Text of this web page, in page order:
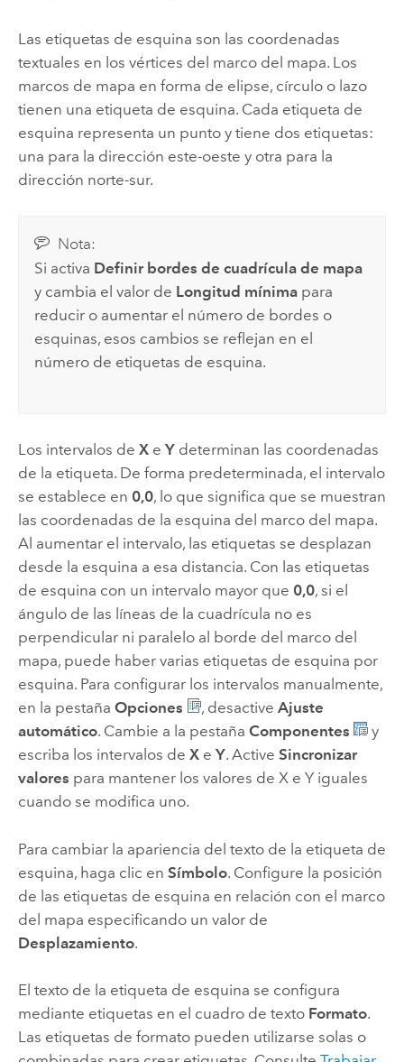
Las etiquetas de esquina son las coordenadas
textuales en los vértices del marco del mapa. Los
marcos de mapa en forma de elipse, círculo o lazo
tienen una etiqueta de esquina. Cada etiqueta de
esquina representa un punto y tiene dos etiquetas:
una para la dirección este-oeste y otra para la
dirección norte-sur.
Nota:
Si activa Definir bordes de cuadrícula de mapa
y cambia el valor de Longitud mínima para
reducir o aumentar el número de bordes o
esquinas, esos cambios se reflejan en el
número de etiquetas de esquina.
Los intervalos de Xe Ydeterminan las coordenadas
de la etiqueta. De forma predeterminada, el intervalo
se establece en 0,0, lo que significa que se muestran
las coordenadas de la esquina del marco del mapa.
Al aumentar el intervalo, las etiquetas se desplazan
desde la esquina a esa distancia. Con las etiquetas
de esquina con un intervalo mayor que 0,0, si el
ángulo de las líneas de la cuadrícula no es
perpendicular ni paralelo al borde del marco del
mapa, puede haber varias etiquetas de esquina por
esquina. Para configurar los intervalos manualmente,
en la pestaña Opciones , desactive Ajuste
automático. Cambie a la pestaña Componentes
y
escriba los intervalos de Xe Y. Active Sincronizar
valores para mantener los valores de X e Y iguales
cuando se modifica uno.
Para cambiar la apariencia del texto de la etiqueta de
esquina, haga clic en Símbolo. Configure la posición
de las etiquetas de esquina en relación con el marco
del mapa especificando un valor de
Desplazamiento.
El texto de la etiqueta de esquina se configura
mediante etiquetas en el cuadro de texto Formato.
Las etiquetas de formato pueden utilizarse solas o